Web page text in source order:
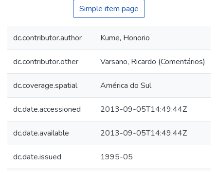
Simple item page
dc.contributor.author Kume, Honorio
dc.contributor.other Varsano, Ricardo (Comentários)
dc.coverage.spatial América do Sul
dc.date.accessioned 2013-09-05T14:49:44Z
dc.date.available 2013-09-05T14:49:44Z
dc.date.issued 1995-05